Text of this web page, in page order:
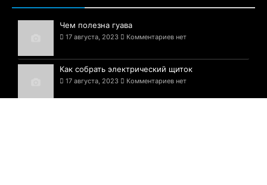
Чем полезна гуава
17 августа, 2023 Комментариев нет
Как собрать электрический щиток
17 августа, 2023 Комментариев нет